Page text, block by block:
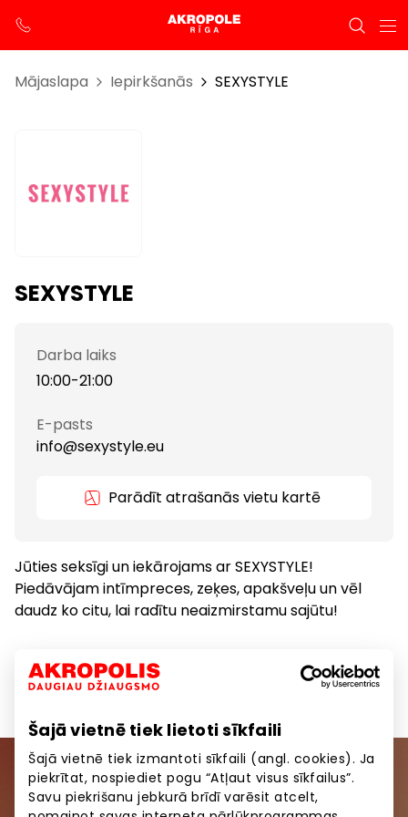
Šajā vietnē tiek lietoti sīkfaili
Šajā vietnē tiek izmantoti sīkfaili (angl. cookies). Ja
piekrītat, nospiediet pogu “Atļaut visus sīkfailus”.
Savu piekrišanu jebkurā brīdī varēsit atcelt,
Mājaslapa Iepirkšanās SEXYSTYLE
SEXYSTYLE
Darba laiks
10:00-21:00
E-pasts
info@sexystyle.eu
Parādīt atrašanās vietu kartē
Jūties seksīgi un iekārojams ar SEXYSTYLE!
Piedāvājam intīmpreces, zeķes, apakšveļu un vēl
daudz ko citu, lai radītu neaizmirstamu sajūtu!
Dāvanas, aksesuāri
Pievienojieties mūsu kopienai